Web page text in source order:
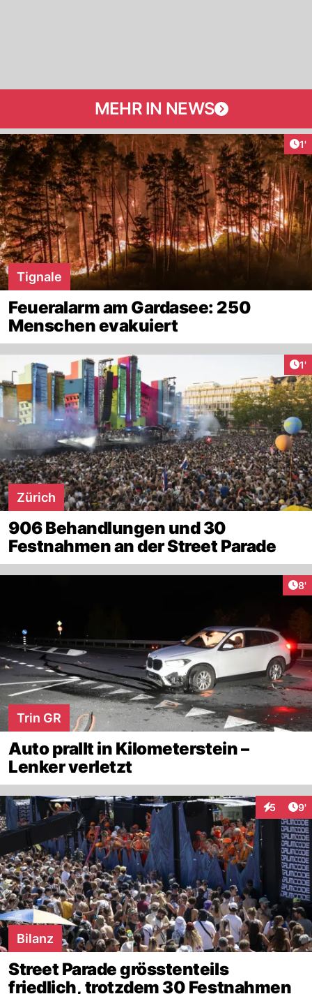
MEHR IN NEWS
1'
Tignale
Feueralarm am Gardasee: 250
Menschen evakuiert
1'
Zürich
906 Behandlungen und 30
Festnahmen an der Street Parade
8'
Trin GR
Auto prallt in Kilometerstein –
Lenker verletzt
5 9'
Bilanz
Street Parade grösstenteils
friedlich, trotzdem 30 Festnahmen